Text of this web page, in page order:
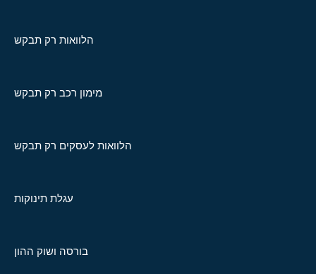
הלוואות רק תבקש
מימון רכב רק תבקש
הלוואות לעסקים רק תבקש
עגלת תינוקות
בורסה ושוק ההון